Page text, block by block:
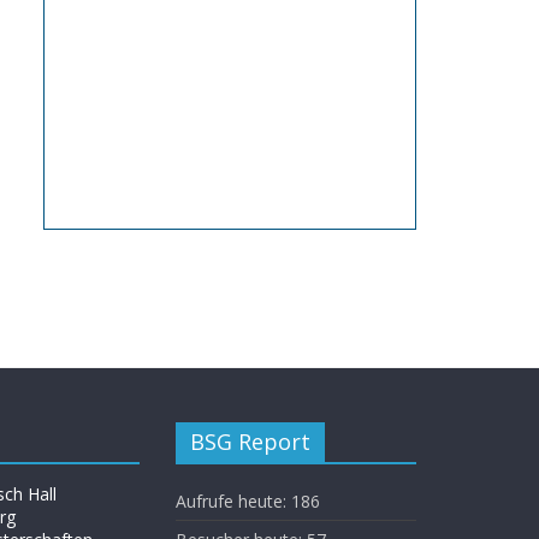
Hall
BSG Report
Aufrufe heute: 186